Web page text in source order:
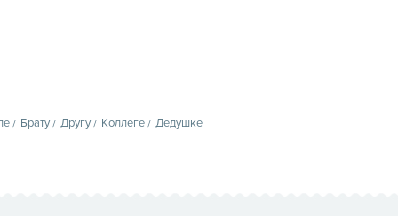
Брату Другу Коллеге Дедушке